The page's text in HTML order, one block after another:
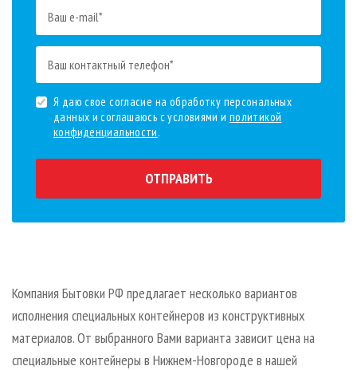
Я даю свое согласие на обработку персональных
данных и соглашаюсь с условиями и политикой
конфиденциальности.
ОТПРАВИТЬ
Компания Бытовки РФ предлагает несколько вариантов
исполнения специальных контейнеров из конструктивных
материалов. От выбранного Вами варианта зависит цена на
специальные контейнеры в Нижнем-Новгороде в нашей